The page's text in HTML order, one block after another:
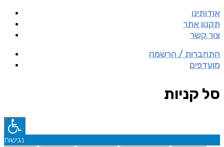
אודותינו
תקנון אתר
צור קשר
התחברות / הרשמה
מועדפים
סל קניות
נגישות